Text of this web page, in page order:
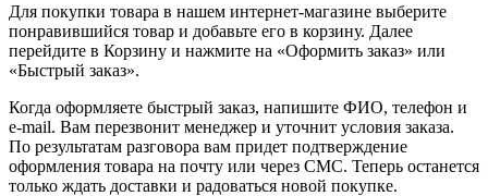
Для покупки товара в нашем интернет-магазине выберите
понравившийся товар и добавьте его в корзину. Далее
перейдите в Корзину и нажмите на «Оформить заказ» или
«Быстрый заказ».
Когда оформляете быстрый заказ, напишите ФИО, телефон и
e-mail. Вам перезвонит менеджер и уточнит условия заказа.
По результатам разговора вам придет подтверждение
оформления товара на почту или через СМС. Теперь останется
только ждать доставки и радоваться новой покупке.